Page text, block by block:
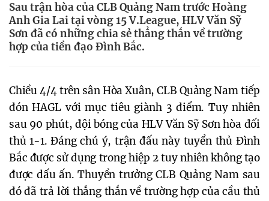
Sau trận hòa của CLB Quảng Nam trước Hoàng
Anh Gia Lai tại vòng 15 V.League, HLV Văn Sỹ
Sơn đã có những chia sẻ thẳng thắn về trường
hợp của tiền đạo Đình Bắc.
Chiều 4/4 trên sân Hòa Xuân, CLB Quảng Nam tiếp
đón HAGL với mục tiêu giành 3 điểm. Tuy nhiên
sau 90 phút, đội bóng của HLV Văn Sỹ Sơn hòa đối
thủ 1-1. Đáng chú ý, trận đấu này tuyển thủ Đình
Bắc được sử dụng trong hiệp 2 tuy nhiên không tạo
được dấu ấn. Thuyền trưởng CLB Quảng Nam sau
đó đã trả lời thẳng thắn về trường hợp của cầu thủ